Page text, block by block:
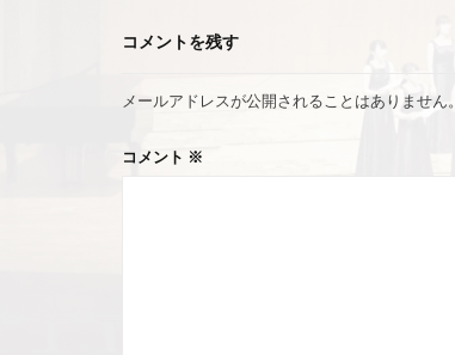
コメントを残す
メールアドレスが公開されることはありません。
コメント ※